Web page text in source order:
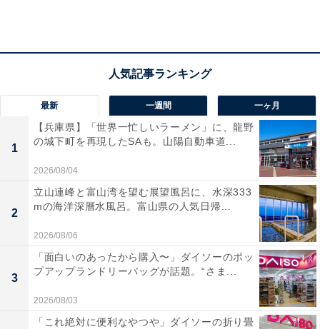
その後もその母親は、大皿に盛られたお菓子をザーッと
すくい上げるようにして自分のカバンに仕舞ったり、ク
チャクチャ音を立ててガムを噛んだり、「育ち」を疑い
たくなるような行動を取り続けたといいます。
「育ちで人を差別することはしたくありませんが、私と
しては“区別”はせざるを得ないレベル。仲良くなりたい
から電話番号を交換しようと彼女に言われた際、申し訳
ないけれど、あなたのようなタイプとは付き合いたくな
いと、彼女にはっきりと告げました」
その母親は、羽菜さんの言葉を聞いて、初めのうちは驚
最新 一週間 一ヶ月
1
【兵庫県】「世界一忙しいラーメン」に、龍野
の城下町を再現したSAも。山陽自動車道...
2026/08/04
2
立山連峰と富山湾を望む展望風呂に、水深333
mの海洋深層水風呂。富山県の人気日帰...
2026/08/06
3
「面白いのあったから購入〜」ダイソーのポッ
プアップランドリーバッグが話題。“さま...
2026/08/03
「これ絶対に便利なやつや」ダイソーの折り畳